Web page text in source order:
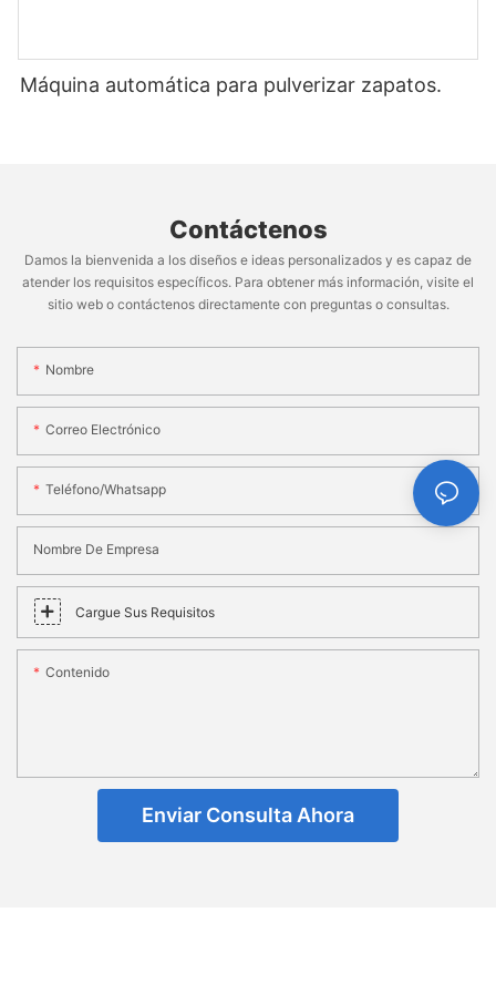
Máquina automática para pulverizar zapatos.
Contáctenos
Damos la bienvenida a los diseños e ideas personalizados y es capaz de
atender los requisitos específicos. Para obtener más información, visite el
sitio web o contáctenos directamente con preguntas o consultas.
Nombre
Correo Electrónico
Teléfono/whatsapp
Nombre De Empresa
Cargue Sus Requisitos
Contenido
Enviar Consulta Ahora